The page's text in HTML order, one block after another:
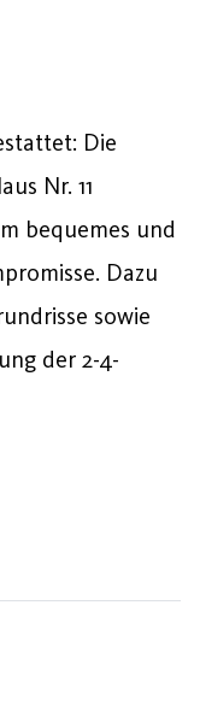
Die
Nr. 11
bequemes und
Dazu
sowie
der 2-4-